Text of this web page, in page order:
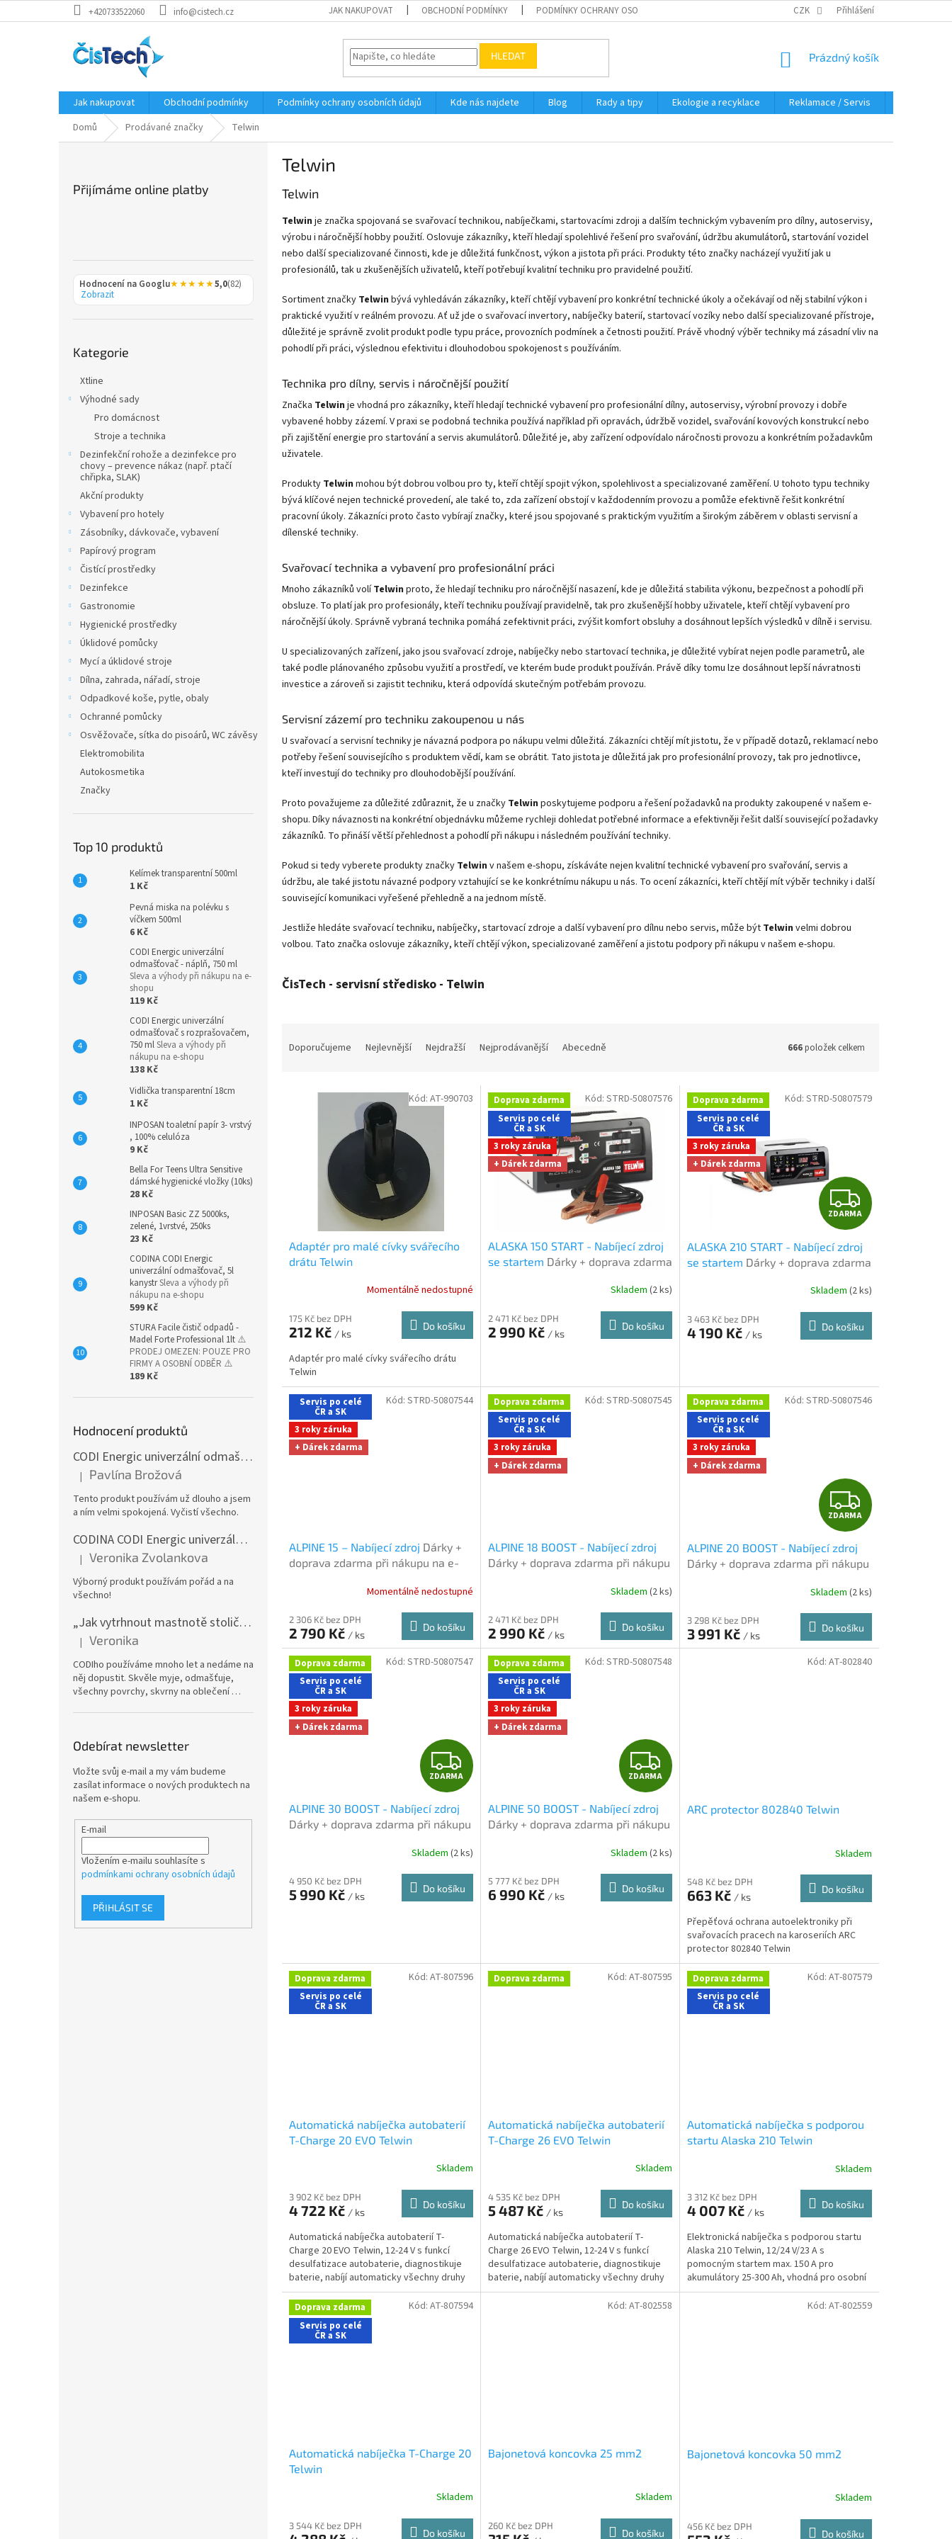
na
+420733522060 info@cistech.cz JAK NAKUPOVAT OBCHODNÍ PODMÍNKY PODMÍNKY OCHRANY OSOBNÍCH ÚDAJŮ CZK Přihlášení
HLEDAT
NÁKUPNÍ
Prázdný košík
Jak nakupovat Obchodní podmínky Podmínky ochrany osobních údajů Kde nás najdete Blog Rady a tipy Ekologie a recyklace Reklamace / Servis
Domů
Prodávané značky Telwin
Přijímáme online platby
Hodnocení na Googlu★★★★★5,0(82)
Zobrazit
kategorie
Kategorie
Xtline
Výhodné sady
Pro domácnost
Stroje a technika
Dezinfekční rohože a dezinfekce pro
chovy – prevence nákaz (např. ptačí
chřipka, SLAK)
Akční produkty
Vybavení pro hotely
Zásobníky, dávkovače, vybavení
Papírový program
Čistící prostředky
Dezinfekce
Gastronomie
Hygienické prostředky
Úklidové pomůcky
Mycí a úklidové stroje
Dílna, zahrada, nářadí, stroje
Odpadkové koše, pytle, obaly
Ochranné pomůcky
Osvěžovače, sítka do pisoárů, WC závěsy
Elektromobilita
Autokosmetika
Značky
Top 10 produktů
Kelímek transparentní 500ml
1 Kč
Pevná miska na polévku s
víčkem 500ml
6 Kč
CODI Energic univerzální
odmašťovač - náplň, 750 ml
Sleva a výhody při nákupu na e-
shopu
119 Kč
CODI Energic univerzální
odmašťovač s rozprašovačem,
750 mlSleva a výhody při
nákupu na e-shopu
138 Kč
Vidlička transparentní 18cm
1 Kč
INPOSAN toaletní papír 3- vrstvý
, 100% celulóza
9 Kč
Bella For Teens Ultra Sensitive
dámské hygienické vložky (10ks)
28 Kč
INPOSAN Basic ZZ 5000ks,
zelené, 1vrstvé, 250ks
23 Kč
CODINA CODI Energic
univerzální odmašťovač, 5l
kanystrSleva a výhody při
nákupu na e-shopu
599 Kč
STURA Facile čistič odpadů -
Madel Forte Professional 1lt ⚠️
PRODEJ OMEZEN: POUZE PRO
FIRMY A OSOBNÍ ODBĚR ⚠️
189 Kč
Hodnocení produktů
CODI Energic univerzální odmašťovač s rozprašovačem, 750 ml Sleva a výhody při nákupu na e-shopu
Hodnocení produktu je 5 z 5 hvězdiček.
| Pavlína Brožová
Tento produkt používám už dlouho a jsem
a ním velmi spokojená. Vyčistí všechno.
CODINA CODI Energic univerzální odmašťovač, 5l kanystr Sleva a výhody při nákupu na e-shopu
Hodnocení produktu je 5 z 5 hvězdiček.
| Veronika Zvolankova
Výborný produkt používám pořád a na
všechno!
„Jak vytrhnout mastnotě stoličku“ – CODI Energic univerzální odmašťovač 750 ml (náplň), karton 12 ks | dlouhodobá zásoba výhodný karton 12 ks, náplň 750 ml,
Hodnocení produktu je 5 z 5 hvězdiček.
| Veronika
CODIho používáme mnoho let a nedáme na
něj dopustit. Skvěle myje, odmašťuje,
všechny povrchy, skvrny na oblečení …
Odebírat newsletter
Vložte svůj e-mail a my vám budeme
zasílat informace o nových produktech na
našem e-shopu.
E-mail
Vložením e-mailu souhlasíte s
podmínkami ochrany osobních údajů
PŘIHLÁSIT SE
Telwin
Telwin
Telwin je značka spojovaná se svařovací technikou, nabíječkami, startovacími zdroji a dalším technickým vybavením pro dílny, autoservisy,
výrobu i náročnější hobby použití. Oslovuje zákazníky, kteří hledají spolehlivé řešení pro svařování, údržbu akumulátorů, startování vozidel
nebo další specializované činnosti, kde je důležitá funkčnost, výkon a jistota při práci. Produkty této značky nacházejí využití jak u
profesionálů, tak u zkušenějších uživatelů, kteří potřebují kvalitní techniku pro pravidelné použití.
Sortiment značky Telwin bývá vyhledáván zákazníky, kteří chtějí vybavení pro konkrétní technické úkoly a očekávají od něj stabilní výkon i
praktické využití v reálném provozu. Ať už jde o svařovací invertory, nabíječky baterií, startovací vozíky nebo další specializované přístroje,
důležité je správně zvolit produkt podle typu práce, provozních podmínek a četnosti použití. Právě vhodný výběr techniky má zásadní vliv na
pohodlí při práci, výslednou efektivitu i dlouhodobou spokojenost s používáním.
Technika pro dílny, servis i náročnější použití
Značka Telwin je vhodná pro zákazníky, kteří hledají technické vybavení pro profesionální dílny, autoservisy, výrobní provozy i dobře
vybavené hobby zázemí. V praxi se podobná technika používá například při opravách, údržbě vozidel, svařování kovových konstrukcí nebo
při zajištění energie pro startování a servis akumulátorů. Důležité je, aby zařízení odpovídalo náročnosti provozu a konkrétním požadavkům
uživatele.
Produkty Telwin mohou být dobrou volbou pro ty, kteří chtějí spojit výkon, spolehlivost a specializované zaměření. U tohoto typu techniky
bývá klíčové nejen technické provedení, ale také to, zda zařízení obstojí v každodenním provozu a pomůže efektivně řešit konkrétní
pracovní úkoly. Zákazníci proto často vybírají značky, které jsou spojované s praktickým využitím a širokým záběrem v oblasti servisní a
dílenské techniky.
Svařovací technika a vybavení pro profesionální práci
Mnoho zákazníků volíTelwin proto, že hledají techniku pro náročnější nasazení, kde je důležitá stabilita výkonu, bezpečnost a pohodlí při
obsluze. To platí jak pro profesionály, kteří techniku používají pravidelně, tak pro zkušenější hobby uživatele, kteří chtějí vybavení pro
náročnější úkoly. Správně vybraná technika pomáhá zefektivnit práci, zvýšit komfort obsluhy a dosáhnout lepších výsledků v dílně i servisu.
U specializovaných zařízení, jako jsou svařovací zdroje, nabíječky nebo startovací technika, je důležité vybírat nejen podle parametrů, ale
také podle plánovaného způsobu využití a prostředí, ve kterém bude produkt používán. Právě díky tomu lze dosáhnout lepší návratnosti
investice a zároveň si zajistit techniku, která odpovídá skutečným potřebám provozu.
Servisní zázemí pro techniku zakoupenou u nás
U svařovací a servisní techniky je návazná podpora po nákupu velmi důležitá. Zákazníci chtějí mít jistotu, že v případě dotazů, reklamací nebo
potřeby řešení souvisejícího s produktem vědí, kam se obrátit. Tato jistota je důležitá jak pro profesionální provozy, tak pro jednotlivce,
kteří investují do techniky pro dlouhodobější používání.
Proto považujeme za důležité zdůraznit, že u značky Telwin poskytujeme podporu a řešení požadavků na produkty zakoupené v našem e-
shopu. Díky návaznosti na konkrétní objednávku můžeme rychleji dohledat potřebné informace a efektivněji řešit další související požadavky
zákazníků. To přináší větší přehlednost a pohodlí při nákupu i následném používání techniky.
Pokud si tedy vyberete produkty značky Telwin v našem e-shopu, získáváte nejen kvalitní technické vybavení pro svařování, servis a
údržbu, ale také jistotu návazné podpory vztahující se ke konkrétnímu nákupu u nás. To ocení zákazníci, kteří chtějí mít výběr techniky i další
související komunikaci vyřešené přehledně a na jednom místě.
Jestliže hledáte svařovací techniku, nabíječky, startovací zdroje a další vybavení pro dílnu nebo servis, může být Telwin velmi dobrou
volbou. Tato značka oslovuje zákazníky, kteří chtějí výkon, specializované zaměření a jistotu podpory při nákupu v našem e-shopu.
ČisTech - servisní středisko - Telwin
Doporučujeme Nejlevnější Nejdražší Nejprodávanější Abecedně 666položek celkem
Adaptér pro malé cívky svářecího
drátu Telwin
Momentálně nedostupné
175 Kč bez DPH
212 Kč / ks
Do košíku
Adaptér pro malé cívky svářecího drátu
Telwin
Kód: AT-990703
Doprava zdarma
Servis po celé
ČR a SK
3 roky záruka
+ Dárek zdarma
ALASKA 150 START - Nabíjecí zdroj
se startem Dárky + doprava zdarma
Skladem (2 ks)
2 471 Kč bez DPH
2 990 Kč / ks
Do košíku
Kód: STRD-50807576
Doprava zdarma
Servis po celé
ČR a SK
3 roky záruka
+ Dárek zdarma
Z
D
A
R
M
A
ZDARMA
ALASKA 210 START - Nabíjecí zdroj
se startem Dárky + doprava zdarma
Skladem (2 ks)
3 463 Kč bez DPH
4 190 Kč / ks
Do košíku
Kód: STRD-50807579
Servis po celé
ČR a SK
3 roky záruka
+ Dárek zdarma
ALPINE 15 – Nabíjecí zdroj Dárky +
doprava zdarma při nákupu na e-
Momentálně nedostupné
2 306 Kč bez DPH
2 790 Kč / ks
Do košíku
Kód: STRD-50807544
Doprava zdarma
Servis po celé
ČR a SK
3 roky záruka
+ Dárek zdarma
ALPINE 18 BOOST - Nabíjecí zdroj
Dárky + doprava zdarma při nákupu
Skladem (2 ks)
2 471 Kč bez DPH
2 990 Kč / ks
Do košíku
Kód: STRD-50807545
Doprava zdarma
Servis po celé
ČR a SK
3 roky záruka
+ Dárek zdarma
Z
D
A
R
M
A
ZDARMA
ALPINE 20 BOOST - Nabíjecí zdroj
Dárky + doprava zdarma při nákupu
Skladem (2 ks)
3 298 Kč bez DPH
3 991 Kč / ks
Do košíku
Kód: STRD-50807546
Doprava zdarma
Servis po celé
ČR a SK
3 roky záruka
+ Dárek zdarma
Z
D
A
R
M
A
ZDARMA
ALPINE 30 BOOST - Nabíjecí zdroj
Dárky + doprava zdarma při nákupu
Skladem (2 ks)
4 950 Kč bez DPH
5 990 Kč / ks
Do košíku
Kód: STRD-50807547
Doprava zdarma
Servis po celé
ČR a SK
3 roky záruka
+ Dárek zdarma
Z
D
A
R
M
A
ZDARMA
ALPINE 50 BOOST - Nabíjecí zdroj
Dárky + doprava zdarma při nákupu
Skladem (2 ks)
5 777 Kč bez DPH
6 990 Kč / ks
Do košíku
Kód: STRD-50807548
ARC protector 802840 Telwin
Skladem
548 Kč bez DPH
663 Kč / ks
Do košíku
Přepěťová ochrana autoelektroniky při
svařovacích pracech na karoseriích ARC
protector 802840 Telwin
Kód: AT-802840
Doprava zdarma
Servis po celé
ČR a SK
Automatická nabíječka autobaterií
T-Charge 20 EVO Telwin
Skladem
3 902 Kč bez DPH
4 722 Kč / ks
Do košíku
Automatická nabíječka autobaterií T-
Charge 20 EVO Telwin, 12-24 V s funkcí
desulfatizace autobaterie, diagnostikuje
baterie, nabíjí automaticky všechny druhy
autobaterií.
Kód: AT-807596 Doprava zdarma
Automatická nabíječka autobaterií
T-Charge 26 EVO Telwin
Skladem
4 535 Kč bez DPH
5 487 Kč / ks
Do košíku
Automatická nabíječka autobaterií T-
Charge 26 EVO Telwin, 12-24 V s funkcí
desulfatizace autobaterie, diagnostikuje
baterie, nabíjí automaticky všechny druhy
autobaterií.
Kód: AT-807595
Doprava zdarma
Servis po celé
ČR a SK
Automatická nabíječka s podporou
startu Alaska 210 Telwin
Skladem
3 312 Kč bez DPH
4 007 Kč / ks
Do košíku
Elektronická nabíječka s podporou startu
Alaska 210 Telwin, 12/24 V/23 A s
pomocným startem max. 150 A pro
akumulátory 25-300 Ah, vhodná pro osobní
automobily.
Kód: AT-807579
Doprava zdarma
Servis po celé
ČR a SK
Automatická nabíječka T-Charge 20
Telwin
Skladem
3 544 Kč bez DPH
Do košíku
Kód: AT-807594
Bajonetová koncovka 25 mm2
Skladem
260 Kč bez DPH
Do košíku
Kód: AT-802558
Bajonetová koncovka 50 mm2
Skladem
456 Kč bez DPH
Do košíku
Kód: AT-802559